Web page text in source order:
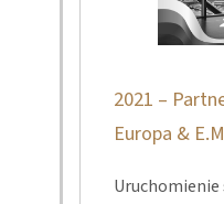
2021 –
Europa &